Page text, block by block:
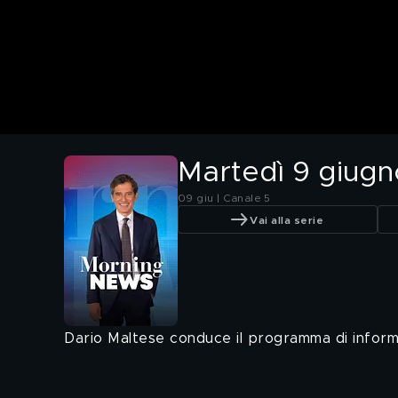
Martedì 9
09 giu | Canale 5
Vai alla serie
Dario Maltese conduce il programma di